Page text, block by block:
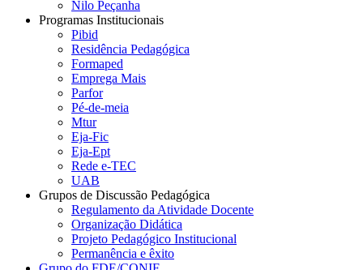
Nilo Peçanha
Programas Institucionais
Pibid
Residência Pedagógica
Formaped
Emprega Mais
Parfor
Pé-de-meia
Mtur
Eja-Fic
Eja-Ept
Rede e-TEC
UAB
Grupos de Discussão Pedagógica
Regulamento da Atividade Docente
Organização Didática
Projeto Pedagógico Institucional
Permanência e êxito